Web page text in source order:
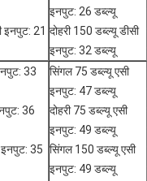
इनपुट: 21
इनपुट: 26 डब्ल्यू
दोहरी 150 डब्ल्यू डीसी
इनपुट: 32 डब्ल्यू
33
36
35
सिंगल 75 डब्ल्यू एसी
इनपुट: 47 डब्ल्यू
दोहरी 75 डब्ल्यू एसी
इनपुट: 49 डब्ल्यू
सिंगल 150 डब्ल्यू एसी
इनपुट: 49 डब्ल्यू